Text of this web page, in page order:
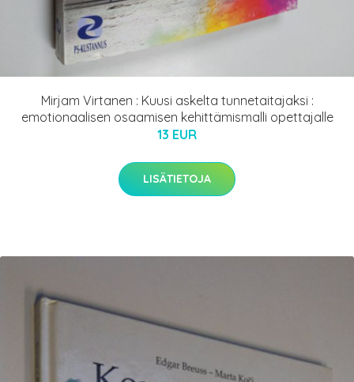
Mirjam Virtanen : Kuusi askelta tunnetaitajaksi :
emotionaalisen osaamisen kehittämismalli opettajalle
13 EUR
LISÄTIETOJA